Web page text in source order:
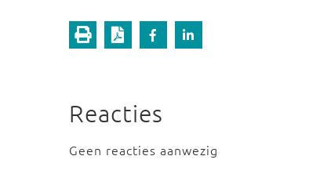
Reacties
Geen reacties aanwezig